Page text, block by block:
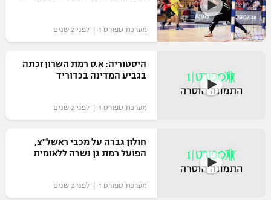
מערכת ספורט 1 | לפני 2 שנים
היסטוריה: א.ס רמת השרון זכתה
בגביע המדינה בכדוריד
מערכת ספורט 1 | לפני 2 שנים
חולון גברה על מכבי ראשל"צ,
הפועל רמת גן נשרה ללאומית
מערכת ספורט 1 | לפני 2 שנים